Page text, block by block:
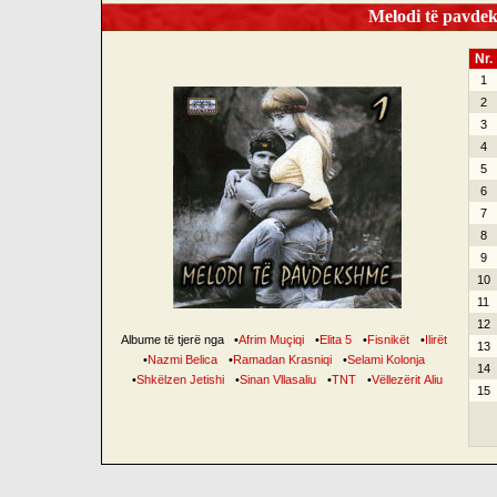
Melodi të
Albume të tjerë nga •Afrim Muçiqi •Elita 5 •Fisnikët •Ilirët
•Nazmi Belica •Ramadan Krasniqi •Selami Kolonja
•Shkëlzen Jetishi •Sinan Vllasaliu •TNT •Vëllezërit Aliu
Nr.
1
2
3
4
5
6
7
8
9
10
11
12
13
14
15